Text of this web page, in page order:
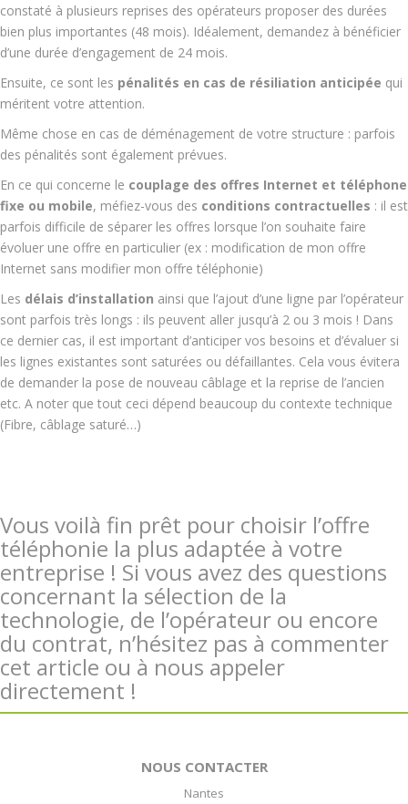
constaté à plusieurs reprises des opérateurs proposer des durées
bien plus importantes (48 mois). Idéalement, demandez à bénéficier
d’une durée d’engagement de 24 mois.
Ensuite, ce sont les pénalités en cas de résiliation anticipée qui
méritent votre attention.
Même chose en cas de déménagement de votre structure : parfois
des pénalités sont également prévues.
En ce qui concerne le couplage des offres Internet et téléphone
fixe ou mobile, méfiez-vous des conditions contractuelles : il est
parfois difficile de séparer les offres lorsque l’on souhaite faire
évoluer une offre en particulier (ex : modification de mon offre
Internet sans modifier mon offre téléphonie)
Les délais d’installation ainsi que l’ajout d’une ligne par l’opérateur
sont parfois très longs : ils peuvent aller jusqu’à 2 ou 3 mois ! Dans
ce dernier cas, il est important d’anticiper vos besoins et d’évaluer si
les lignes existantes sont saturées ou défaillantes. Cela vous évitera
de demander la pose de nouveau câblage et la reprise de l’ancien
etc. A noter que tout ceci dépend beaucoup du contexte technique
(Fibre, câblage saturé…)
Vous voilà fin prêt pour choisir l’offre
téléphonie la plus adaptée à votre
entreprise ! Si vous avez des questions
concernant la sélection de la
technologie, de l’opérateur ou encore
du contrat, n’hésitez pas à commenter
cet article ou à nous appeler
directement !
NOUS CONTACTER
Nantes